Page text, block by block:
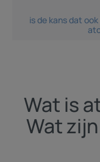
is de kans dat
Wat is
Wat